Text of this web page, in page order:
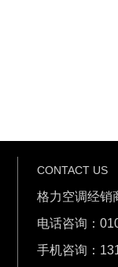
CONTACT US
格力空调经销
电话咨询：
手机咨询：